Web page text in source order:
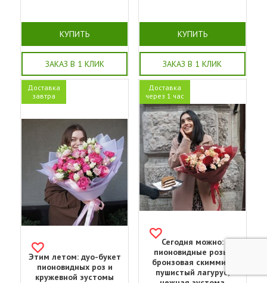
КУПИТЬ
ЗАКАЗ В 1 КЛИК
КУПИТЬ
ЗАКАЗ В 1 КЛИК
Доставка
завтра
Этим летом: дуо-букет
пионовидных роз и
кружевной эустомы
Доставка
через 1 час
Сегодня можно:
пионовидные розы,
бронзовая скиммия,
пушистый лагурус,